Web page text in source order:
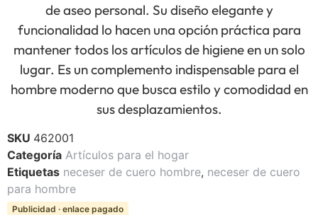
de aseo personal. Su diseño elegante y
funcionalidad lo hacen una opción práctica para
mantener todos los artículos de higiene en un solo
lugar. Es un complemento indispensable para el
hombre moderno que busca estilo y comodidad en
sus desplazamientos.
SKU 462001
Categoría Artículos para el hogar
Etiquetas neceser de cuero hombre, neceser de cuero
para hombre
Publicidad · enlace pagado